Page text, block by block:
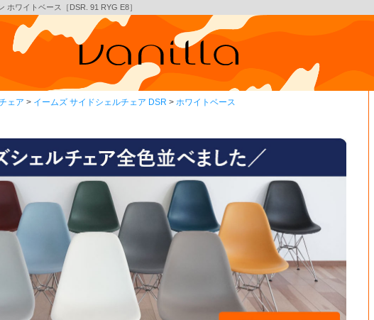
ホワイトベース［DSR. 91 RYG E8］
ェア イームズ サイドシェルチェア DSR ホワイトベース